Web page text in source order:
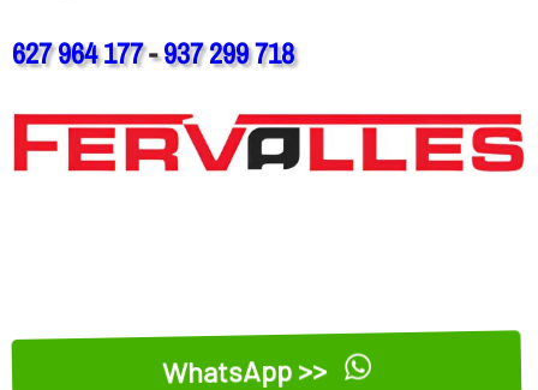
627 964 177-937 299 718
WhatsApp >>